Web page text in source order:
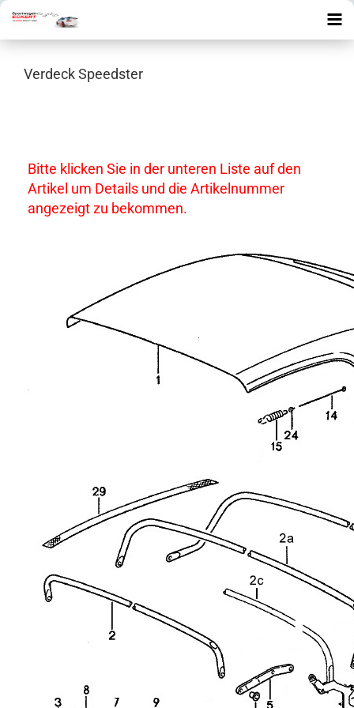
Verdeck Speedster
Bitte klicken Sie in der unteren Liste auf den
Artikel um Details und die Artikelnummer
angezeigt zu bekommen.